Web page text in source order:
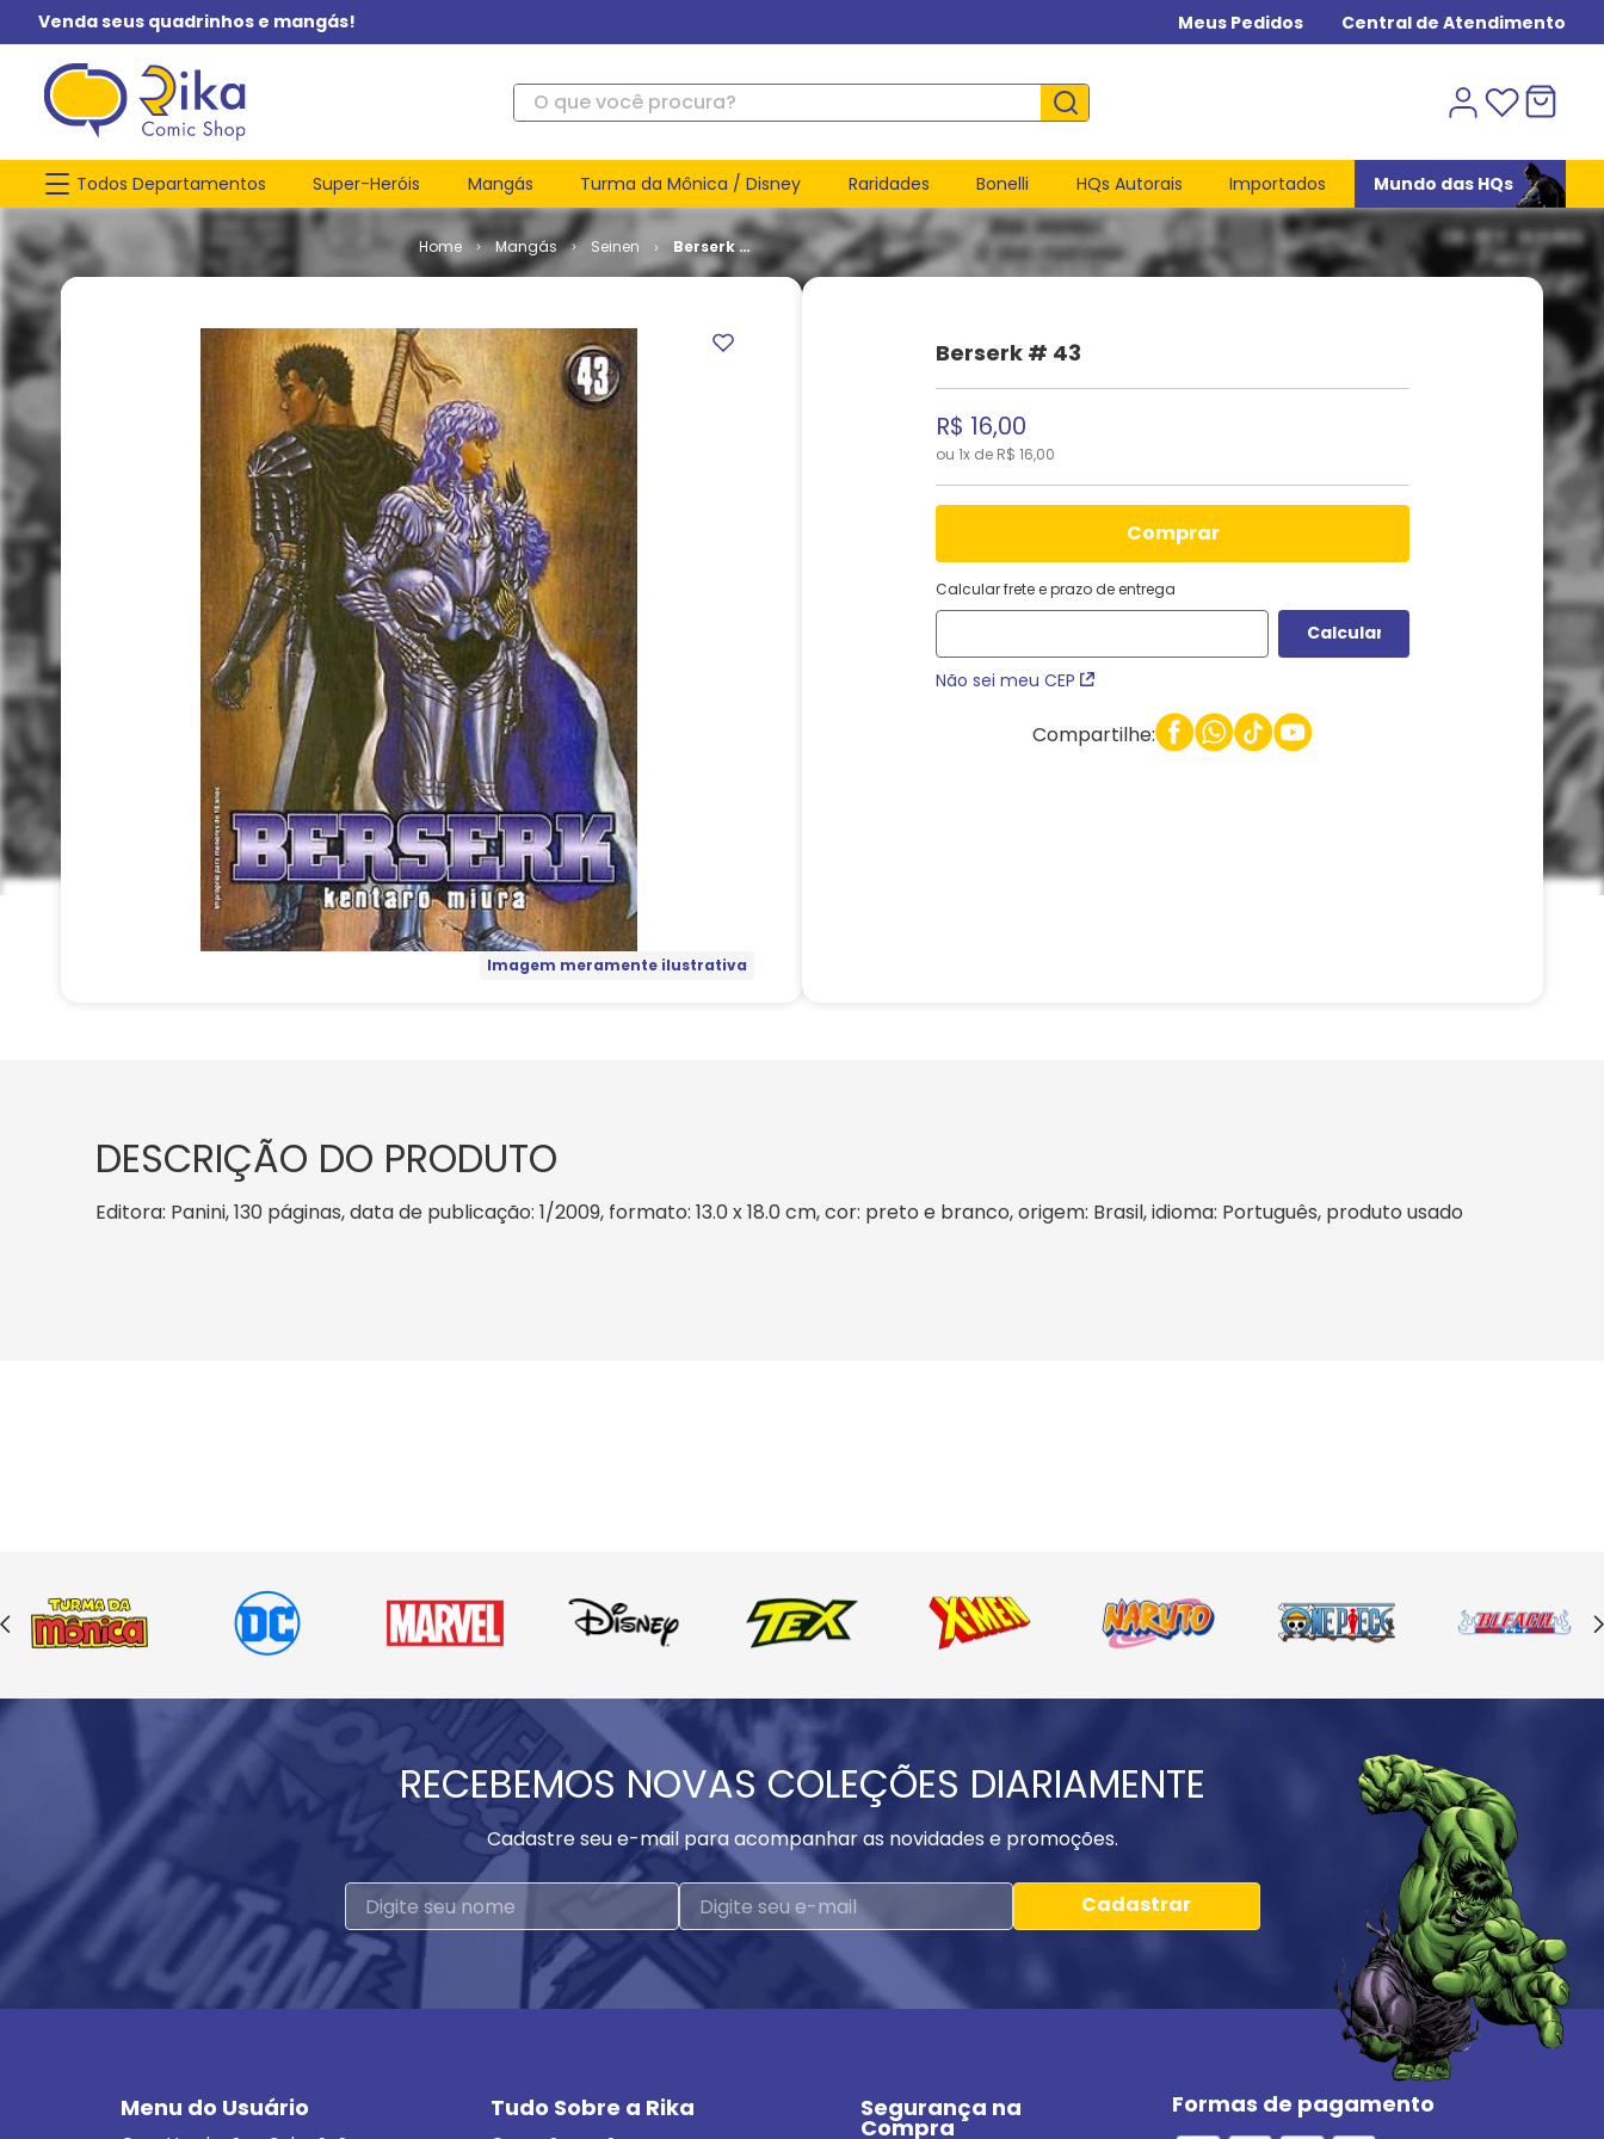
Venda seus quadrinhos e mangás! Meus Pedidos Central de Atendimento
O que você procura?
Todos Departamentos Super-Heróis Mangás Turma da Mônica / Disney Raridades Bonelli HQs Autorais Importados Mundo das HQs
Mangás Seinen
Berserk #
43
Imagem meramente ilustrativa
Berserk # 43
R$ 16,00
ou 1x de R$ 16,00
comprar
Calcular frete e prazo de entrega
Não sei meu CEP
Compartilhe:
DESCRIÇÃO DO PRODUTO
Editora: Panini, 130 páginas, data de publicação: 1/2009, formato: 13.0 x 18.0 cm, cor: preto e branco, origem: Brasil, idioma: Português, produto usado
RECEBEMOS NOVAS COLEÇÕES DIARIAMENTE
Cadastre seu e-mail para acompanhar as novidades e promoções.
Cadastrar
Menu do Usuário Tudo Sobre a Rika Segurança na
Compra
Formas de pagamento